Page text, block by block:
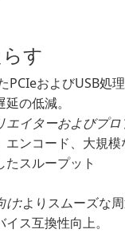
す
PCIeおよびUSB処
の低減。
エイターおよびプ
エンコード、大規
たスループット
け:よりスムーズな
ス互換性向上。